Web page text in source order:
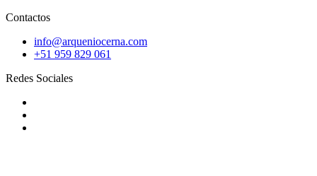
Contactos
info@arqueniocerna.com
+51 959 829 061
Redes Sociales